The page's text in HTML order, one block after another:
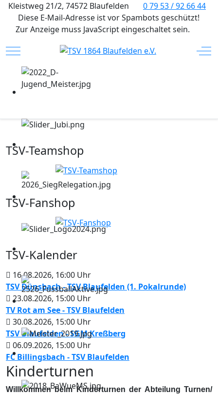
Kleistweg 21/2, 74572 Blaufelden
0 79 53 / 92 66 44
Diese E-Mail-Adresse ist vor Spambots geschützt!
Zur Anzeige muss JavaScript eingeschaltet sein.
Mobile Menu Toggle
TSV-Teamshop
TSV-Fanshop
TSV-Kalender
16.08.2026, 16:00 Uhr
TSV Dünsbach - TSV Blaufelden (1. Pokalrunde)
23.08.2026, 15:00 Uhr
TV Rot am See - TSV Blaufelden
30.08.2026, 15:00 Uhr
TSV Blaufelden - SGM Kreßberg
06.09.2026, 15:00 Uhr
FC Billingsbach - TSV Blaufelden
Kinderturnen
Willkommen beim Kinderturnen der Abteilung Turnen/